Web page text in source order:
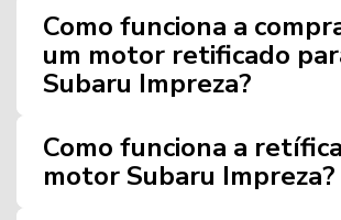
Como funciona a
um motor retificado
Subaru Impreza?
Como funciona a
motor Subaru Impreza?